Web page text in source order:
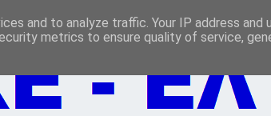
and to analyze traffic. Your IP address and
metrics to ensure quality of service,